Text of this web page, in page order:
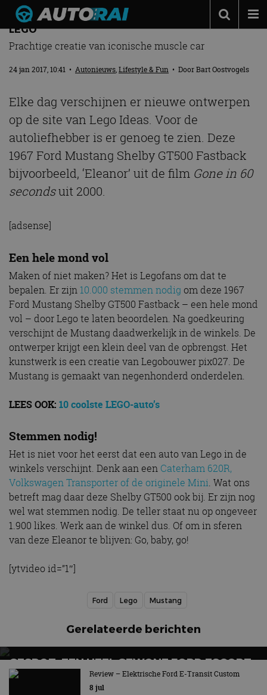
Autonieuws
Automerken
Adverteren
Contact
MotorRAI.nl
FORD MUSTANG SHELBY GT500 GEMAAKT VAN
LEGO
Prachtige creatie van iconische muscle car
24 jan 2017, 10:41 • Autonieuws,Lifestyle & Fun • DoorBart Oostvogels
Elke dag verschijnen er nieuwe ontwerpen
op de site van Lego Ideas. Voor de
autoliefhebber is er genoeg te zien. Deze
1967 Ford Mustang Shelby GT500 Fastback
bijvoorbeeld, ‘Eleanor’ uit de film Gone in 60
secondsuit 2000.
[adsense]
Een hele mond vol
Maken of niet maken? Het is Legofans om dat te
bepalen. Er zijn10.000 stemmen nodig om deze 1967
Ford Mustang Shelby GT500 Fastback – een hele mond
vol – door Lego te laten beoordelen. Na goedkeuring
verschijnt de Mustang daadwerkelijk in de winkels. De
ontwerper krijgt een klein deel van de opbrengst. Het
kunstwerk is een creatie van Legobouwer pix027. De
Mustang is gemaakt van negenhonderd onderdelen.
LEES OOK: 10 coolste LEGO-auto’s
Stemmen nodig!
Het is niet voor het eerst dat een auto van Lego in de
winkels verschijnt. Denk aan een Caterham 620R,
Volkswagen Transporter of de originele Mini. Wat ons
betreft mag daar deze Shelby GT500 ook bij. Er zijn nog
wel wat stemmen nodig. De teller staat nu op ongeveer
1.900 likes. Werk aan de winkel dus. Of om in sferen
van deze Eleanor te blijven: Go, baby, go!
[ytvideo id=”1″]
Ford Lego Mustang
Gerelateerde berichten
GESPOT: EEN HEEL GEWONE FORD ESCORT
ESTATE UIT 1977Review – Elektrische Ford E-Transit Custom
8 jul